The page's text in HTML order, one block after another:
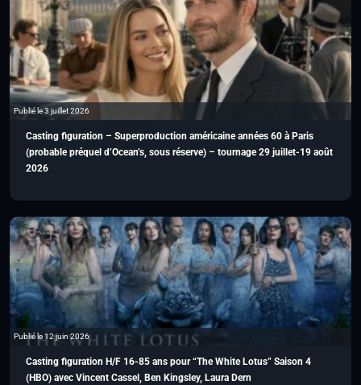
Publié le 3 juillet 2026
Casting figuration – Superproduction américaine années 60 à Paris
(probable préquel d’Ocean’s, sous réserve) – tournage 29 juillet-19 août
2026
Publié le 12 juin 2026
Casting figuration H/F 16-85 ans pour “The White Lotus” Saison 4
(HBO) avec Vincent Cassel, Ben Kingsley, Laura Dern